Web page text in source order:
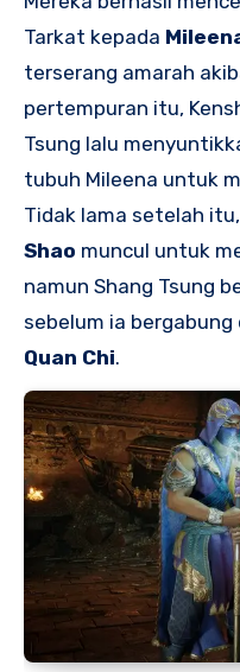
Tarkat kepada
terserang amarah
pertempuran itu,
Tsung lalu
tubuh Mileena untuk
Tidak lama setelah itu,
Shao muncul untuk
namun Shang Tsung
sebelum ia
Quan Chi.